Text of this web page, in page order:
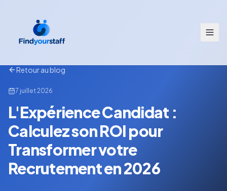
Retour au blog
7 juillet 2026
L'Expérience Candidat :
Calculez son ROI pour
Transformer votre
Recrutement en 2026